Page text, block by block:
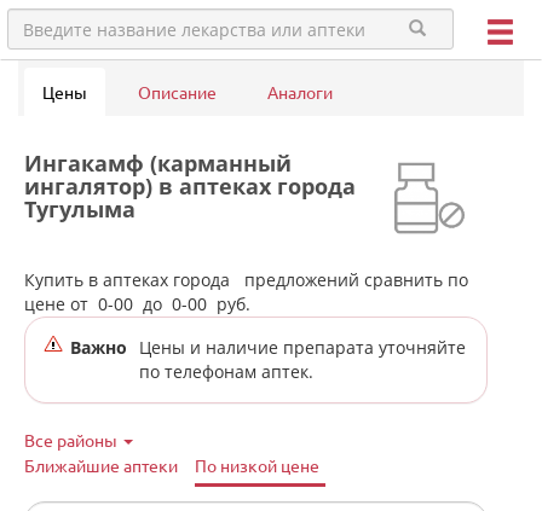
Цены Описание Аналоги
Ингакамф (карманный
ингалятор) в аптеках города
Тугулыма
Купить в аптеках города
предложений сравнить по
цене от 0-00 до 0-00 руб.
Важно
Цены и наличие препарата уточняйте
по телефонам аптек.
Все районы
Ближайшие аптеки
По низкой цене